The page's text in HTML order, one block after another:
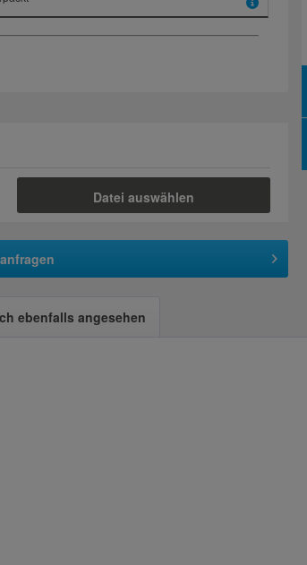
Datei auswählen
ebenfalls angesehen